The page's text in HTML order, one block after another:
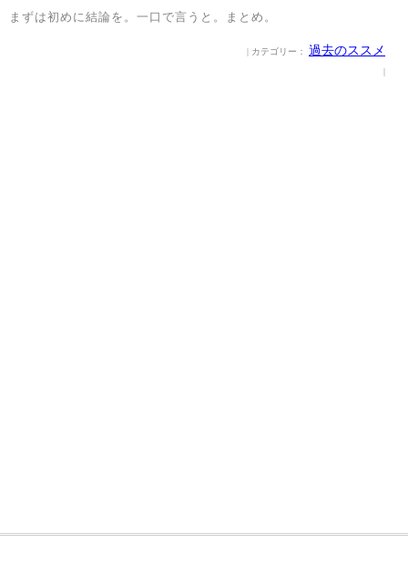
まずは初めに結論を。一口で言うと。まとめ。
| カテゴリー： 過去のススメ
|